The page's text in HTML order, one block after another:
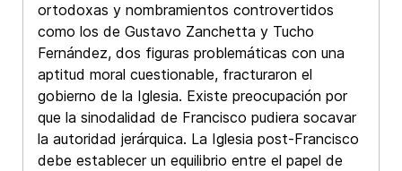
ortodoxas y nombramientos controvertidos
como los de Gustavo Zanchetta y Tucho
Fernández, dos figuras problemáticas con una
aptitud moral cuestionable, fracturaron el
gobierno de la Iglesia. Existe preocupación por
que la sinodalidad de Francisco pudiera socavar
la autoridad jerárquica. La Iglesia post-Francisco
debe establecer un equilibrio entre el papel de